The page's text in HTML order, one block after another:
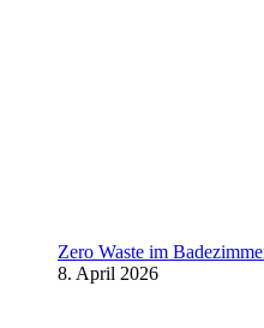
Zero Waste im
8. April 2026